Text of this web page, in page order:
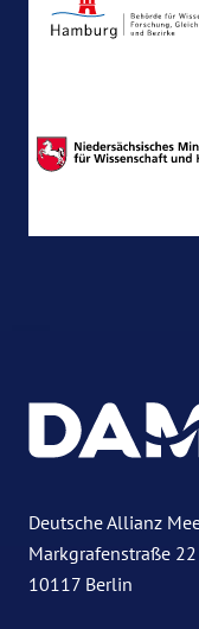
Deutsche Allianz
Markgrafenstraße 22
10117 Berlin